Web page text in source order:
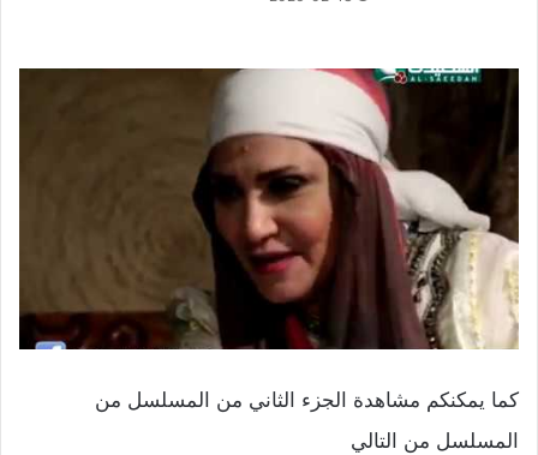
كما يمكنكم مشاهدة الجزء الثاني من المسلسل من
المسلسل من التالي